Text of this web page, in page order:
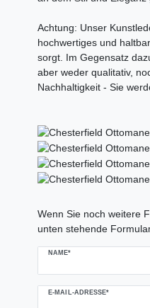
Achtung: Unser
hochwertiges und
sorgt. Im Gegensatz
aber weder qualitativ,
Nachhaltigkeit - Sie
Wenn Sie noch weitere
unten stehende
NAME*
E-MAIL-ADRESSE*